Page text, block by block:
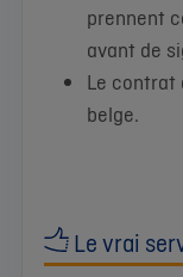
prennent
avant de
Le contrat
belge.
Le vrai